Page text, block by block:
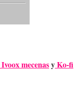
Ivoox mecenasyKo-fi